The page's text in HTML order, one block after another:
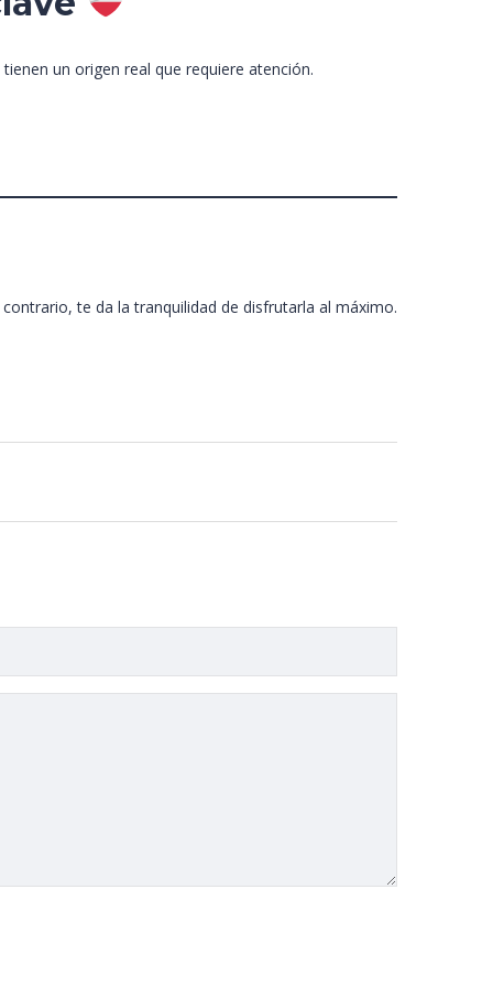
un origen real que requiere atención.
te da la tranquilidad de disfrutarla al máximo.